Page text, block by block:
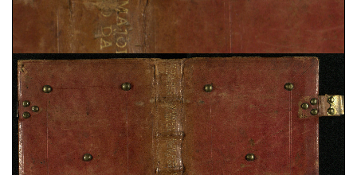
Vita sancti Honorati , sec. XV ; cart. ; 37 c. ;
200x145 mm ; ms. 38
Dionysius Aeropagita,De caelesti hierarchia. De
ecclesiastica hierarchia. De divinis nominibus. De
mystica theologia , sec. XV ; membr. ; 120 c. ;
194x138 mm ; ms. 39